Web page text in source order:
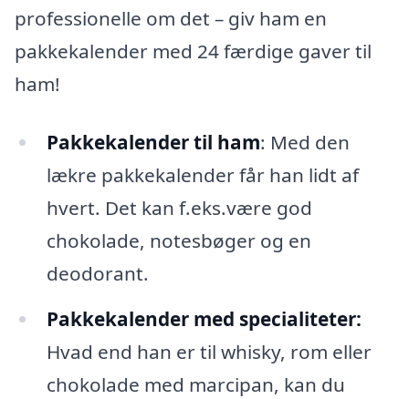
professionelle om det – giv ham en
pakkekalender med 24 færdige gaver til
ham!
Pakkekalender til ham: Med den
lækre pakkekalender får han lidt af
hvert. Det kan f.eks.være god
chokolade, notesbøger og en
deodorant.
Pakkekalender med specialiteter:
Hvad end han er til whisky, rom eller
chokolade med marcipan, kan du